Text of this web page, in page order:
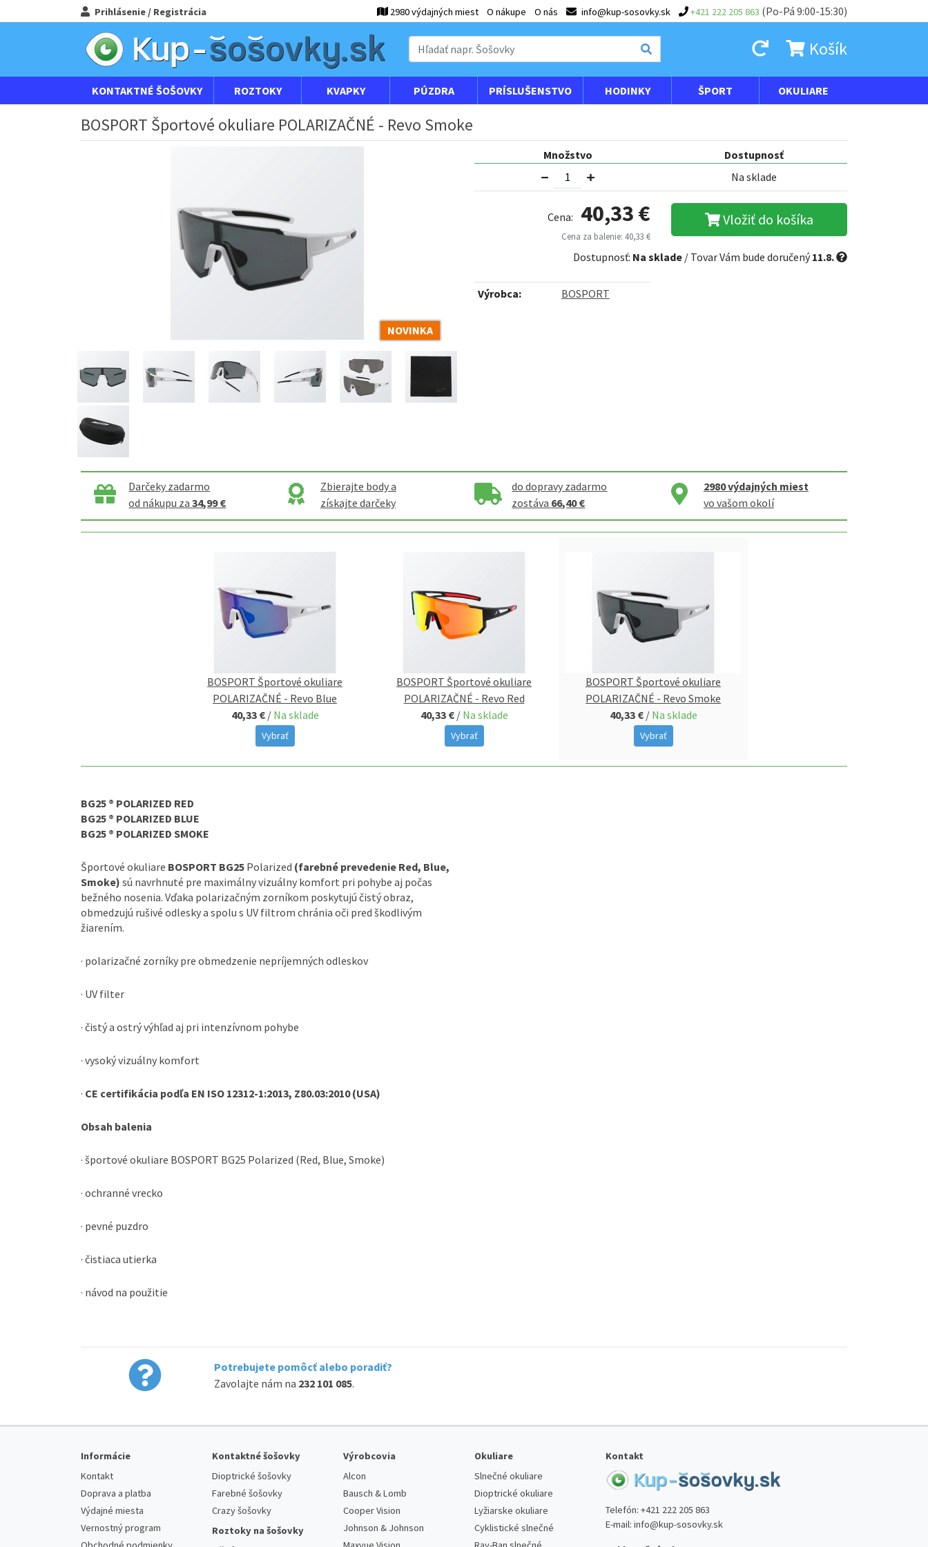
Prihlásenie / Registrácia 2980 výdajných miest O nákupe O nás info@kup-sosovky.sk +421 222 205 863 (Po-Pá 9:00-15:30)
Košík
KONTAKTNÉ ŠOŠOVKY ROZTOKY KVAPKY PÚZDRA PRÍSLUŠENSTVO HODINKY ŠPORT OKULIARE
BOSPORT Športové okuliare POLARIZAČNÉ - Revo Smoke
NOVINKA
Množstvo
Dostupnosť
Na sklade
Cena: 40,33 €
Cena za balenie: 40,33 €
Vložiť do košíka
Dostupnosť: Na sklade / Tovar Vám bude doručený11.8.
Výrobca: BOSPORT
Darčeky zadarmo
od nákupu za34,99 €
Zbierajte body a
získajte darčeky
do dopravy zadarmo
zostáva 66,40 €
2980výdajných miest
vo vašom okolí
BOSPORT Športové okuliare
POLARIZAČNÉ - Revo Blue
40,33 € / Na sklade
Vybrať
BOSPORT Športové okuliare
POLARIZAČNÉ - Revo Red
40,33 € / Na sklade
Vybrať
BOSPORT Športové okuliare
POLARIZAČNÉ - Revo Smoke
40,33 € / Na sklade
Vybrať
BG25 ® POLARIZED RED
BG25 ® POLARIZED BLUE
BG25 ® POLARIZED SMOKE
Športové okuliare BOSPORT BG25 Polarized (farebné prevedenie Red, Blue,
Smoke) sú navrhnuté pre maximálny vizuálny komfort pri pohybe aj počas
bežného nosenia. Vďaka polarizačným zorníkom poskytujú čistý obraz,
obmedzujú rušivé odlesky a spolu s UV filtrom chránia oči pred škodlivým
žiarením.
· polarizačné zorníky pre obmedzenie nepríjemných odleskov
· UV filter
· čistý a ostrý výhľad aj pri intenzívnom pohybe
· vysoký vizuálny komfort
· CE certifikácia podľa EN ISO 12312-1:2013, Z80.03:2010 (USA)
Obsah balenia
· športové okuliare BOSPORT BG25 Polarized (Red, Blue, Smoke)
· ochranné vrecko
· pevné puzdro
· čistiaca utierka
· návod na použitie
Potrebujete pomôcť alebo poradiť?
Zavolajte nám na 232 101 085.
Informácie
Kontakt
Doprava a platba
Výdajné miesta
Vernostný program
Kontaktné šošovky
Dioptrické šošovky
Farebné šošovky
Crazy šošovky
Roztoky na šošovky
Výrobcovia
Alcon
Bausch & Lomb
Cooper Vision
Johnson & Johnson
Okuliare
Slnečné okuliare
Dioptrické okuliare
Lyžiarske okuliare
Cyklistické slnečné
Kontakt
Telefón: +421 222 205 863
E-mail: info@kup-sosovky.sk